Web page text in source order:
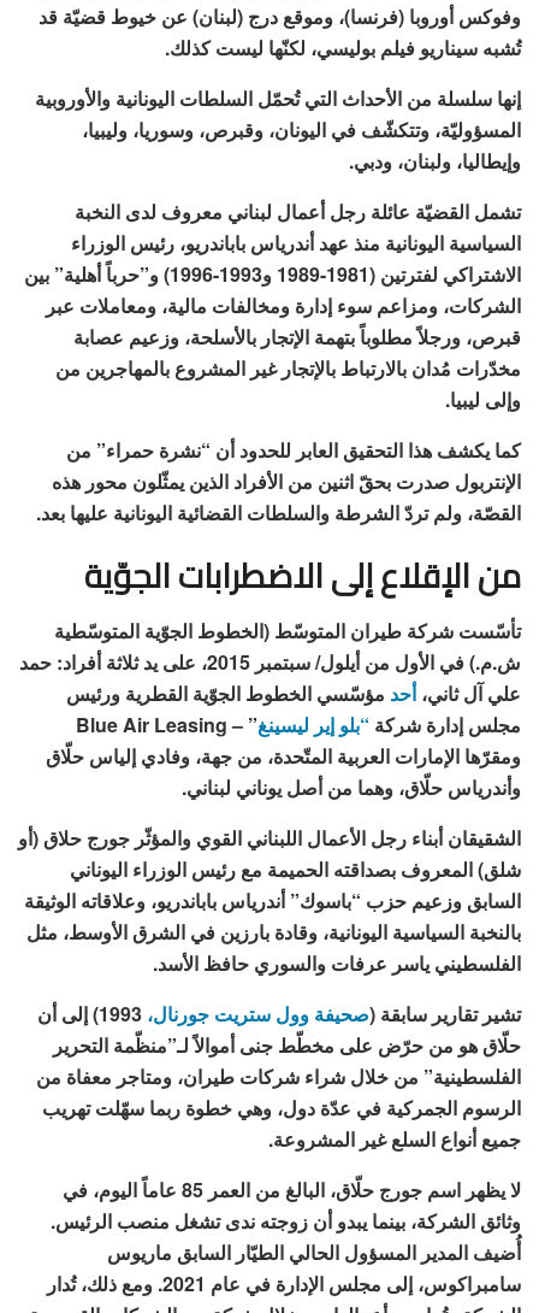
وفوكس أوروبا (فرنسا)، وموقع درج (لبنان) عن خيوط قضيّة قد
تُشبه سيناريو فيلم بوليسي، لكنّها ليست كذلك.
إنها سلسلة من الأحداث التي تُحمّل السلطات اليونانية والأوروبية
المسؤوليّة، وتتكشّف في اليونان، وقبرص، وسوريا، وليبيا،
وإيطاليا، ولبنان، ودبي.
تشمل القضيّة عائلة رجل أعمال لبناني معروف لدى النخبة
السياسية اليونانية منذ عهد أندرياس باباندريو، رئيس الوزراء
الاشتراكي لفترتين (1981-1989 و1993-1996) و”حرباً أهلية” بين
الشركات، ومزاعم سوء إدارة ومخالفات مالية، ومعاملات عبر
قبرص، ورجلاً مطلوباً بتهمة الإتجار بالأسلحة، وزعيم عصابة
مخدّرات مُدان بالارتباط بالإتجار غير المشروع بالمهاجرين من
وإلى ليبيا.
كما يكشف هذا التحقيق العابر للحدود أن “نشرة حمراء” من
الإنتربول صدرت بحقّ اثنين من الأفراد الذين يمثّلون محور هذه
القصّة، ولم تردّ الشرطة والسلطات القضائية اليونانية عليها بعد.
من الإقلاع إلى الاضطرابات الجوّية
تأسّست شركة طيران المتوسّط (الخطوط الجوّية المتوسّطية
ش.م.) في الأول من أيلول/ سبتمبر 2015، على يد ثلاثة أفراد: حمد
علي آل ثاني،أحد مؤسّسي الخطوط الجوّية القطرية ورئيس
مجلس إدارة شركة “بلو إير ليسينغ
” – Blue Air Leasing
ومقرّها الإمارات العربية المتّحدة، من جهة، وفادي إلياس حلّاق
وأندرياس حلّاق، وهما من أصل يوناني لبناني.
الشقيقان أبناء رجل الأعمال اللبناني القوي والمؤثّر جورج حلاق (أو
شلق) المعروف بصداقته الحميمة مع رئيس الوزراء اليوناني
السابق وزعيم حزب “باسوك” أندرياس باباندريو، وعلاقاته الوثيقة
بالنخبة السياسية اليونانية، وقادة بارزين في الشرق الأوسط، مثل
الفلسطيني ياسر عرفات والسوري حافظ الأسد.
تشير تقارير سابقة (صحيفة وول ستريت جورنال،
1993) إلى أن
حلّاق هو من حرّض على مخطّط جنى أموالاً لـ”منظّمة التحرير
الفلسطينية” من خلال شراء شركات طيران، ومتاجر معفاة من
الرسوم الجمركية في عدّة دول، وهي خطوة ربما سهّلت تهريب
جميع أنواع السلع غير المشروعة.
لا يظهر اسم جورج حلّاق، البالغ من العمر 85 عاماً اليوم، في
وثائق الشركة، بينما يبدو أن زوجته ندى تشغل منصب الرئيس.
أُضيف المدير المسؤول الحالي الطيّار السابق ماريوس
سامبراكوس، إلى مجلس الإدارة في عام 2021. ومع ذلك، تُدار